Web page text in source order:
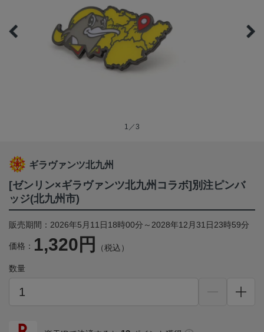
1／3
ギラヴァンツ北九州
[ゼンリン×ギラヴァンツ北九州コラボ]別注ピンバ
ッジ(北九州市)
販売期間：2026年5月11日18時00分～2028年12月31日23時59分
価格： 1,320円 （税込）
数量